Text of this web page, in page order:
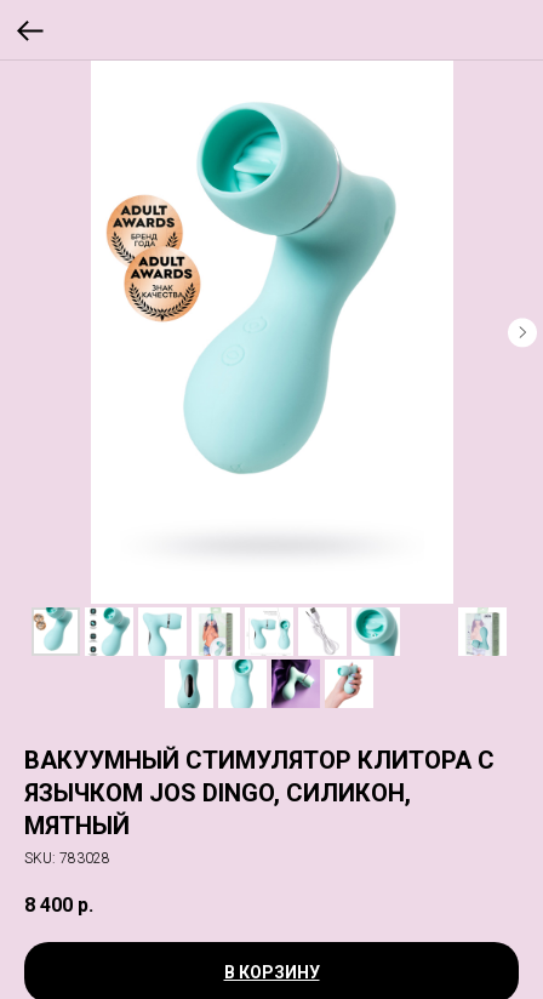
ВАКУУМНЫЙ СТИМУЛЯТОР КЛИТОРА С
ЯЗЫЧКОМ JOS DINGO, СИЛИКОН,
МЯТНЫЙ
SKU: 783028
8 400 р.
В КОРЗИНУ